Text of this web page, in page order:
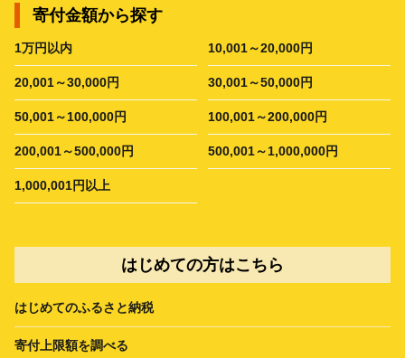
寄付金額から探す
1万円以内 10,001～20,000円
20,001～30,000円 30,001～50,000円
50,001～100,000円 100,001～200,000円
200,001～500,000円 500,001～1,000,000円
1,000,001円以上
はじめての方はこちら
はじめてのふるさと納税
寄付上限額を調べる